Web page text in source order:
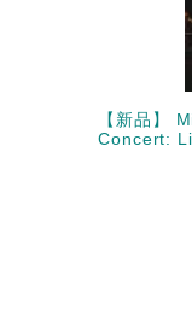
【新品】
Concert: